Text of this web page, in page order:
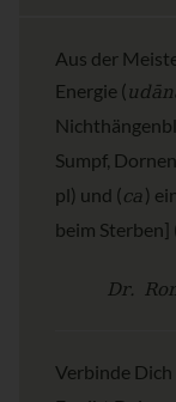
Aus der
Energie (
Sumpf,
pl) und (ca )
beim Sterben]
Dr.
Verbinde